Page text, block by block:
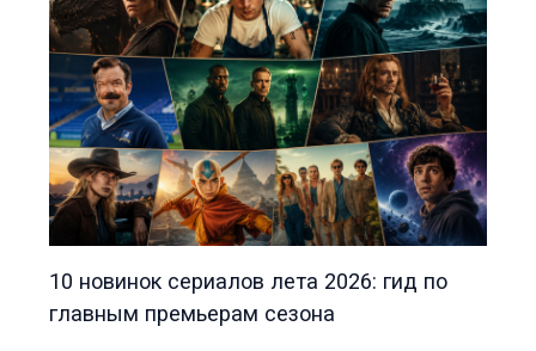
10 новинок сериалов лета 2026: гид по
главным премьерам сезона